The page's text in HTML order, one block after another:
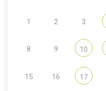
1 2 3
8 9 10
15 16 17